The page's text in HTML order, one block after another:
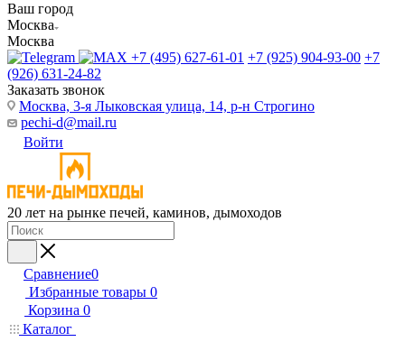
Ваш город
Москва
Москва
+7 (495) 627-61-01 +7 (925) 904-93-00 +7
(926) 631-24-82
Заказать звонок
Москва, 3-я Лыковская улица, 14, р-н Строгино
pechi-d@mail.ru
Войти
20 лет на рынке печей, каминов, дымоходов
Сравнение0
Избранные товары 0
Корзина 0
Каталог